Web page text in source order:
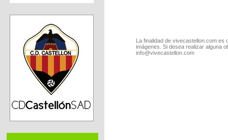
La finalidad de vivecastellon.com
imágenes. Si desea realizar alguna
info@vivecastellon.com